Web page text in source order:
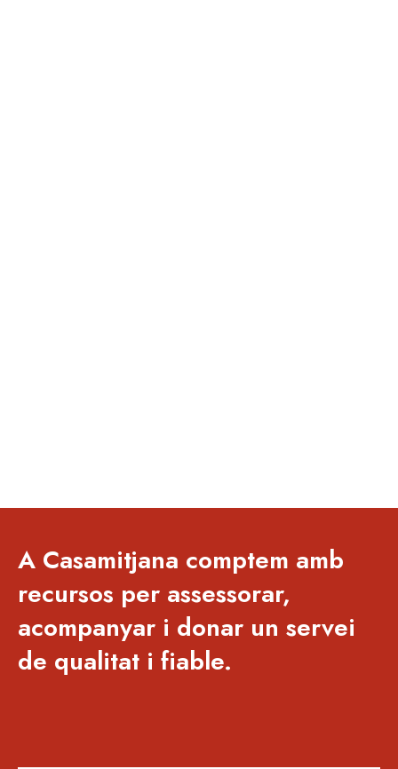
A Casamitjana comptem amb
recursos per assessorar,
acompanyar i donar un servei
de qualitat i fiable.